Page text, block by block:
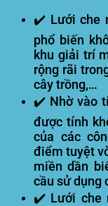
✔️ Lưới che
phổ biến
khu giải trí
rộng rãi
cây trồng,…
✔️ Nhờ vào
được tính
của các
điểm tuyệt
miền dần
cầu sử dụng
✔️ Lưới che